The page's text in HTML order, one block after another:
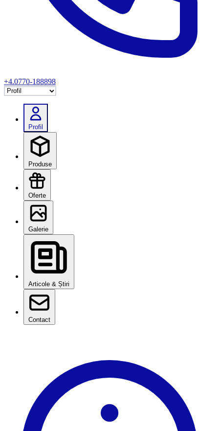
+4.0770-188898
Selectează tab
Profil
Produse
Oferte
Galerie
Articole & Știri
Contact